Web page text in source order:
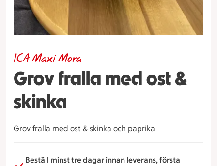
Grov fralla med ost &
skinka
ICA Maxi Mora
Grov fralla med ost & skinka och paprika
Beställ minst tre dagar innan leverans, första